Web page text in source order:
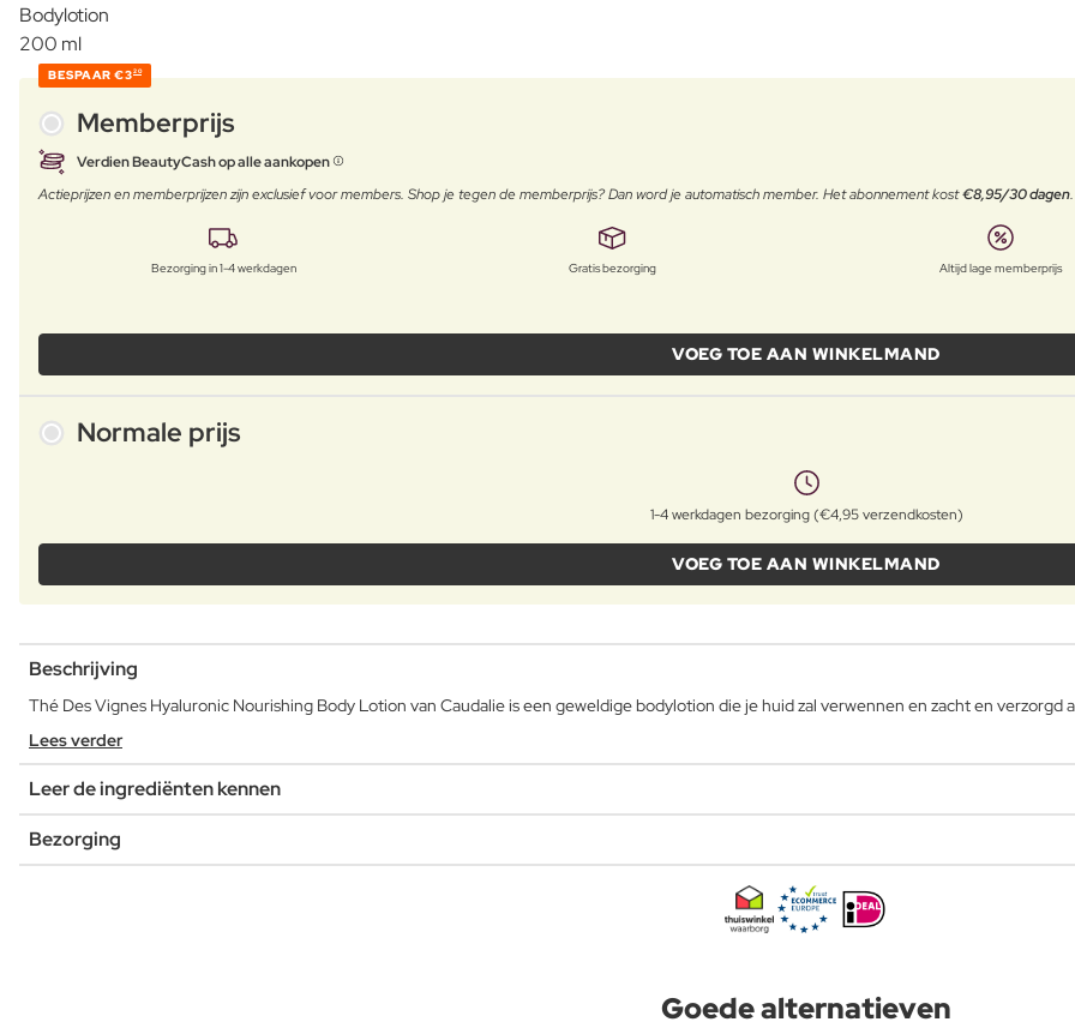
Bodylotion
200 ml
BESPAAR €320
Memberprijs
Verdien BeautyCash op alle aankopen
Actieprijzen en memberprijzen zijn exclusief voor members. Shop je tegen de memberprijs? Dan word je automatisch member. Het abonnement kost€8,95/30 dagen
Bezorging in 1-4 werkdagen Gratis bezorging Altijd lage memberprijs
VOEG TOE AAN WINKELMAND
Normale prijs
1-4 werkdagen bezorging (€4,95 verzendkosten)
VOEG TOE AAN WINKELMAND
Beschrijving
Thé Des Vignes Hyaluronic Nourishing Body Lotion van Caudalie is een geweldige bodylotion die je huid zal verwennen en zacht en verzorgd
Lees verder
Leer de ingrediënten kennen
Bezorging
Goede alternatieven